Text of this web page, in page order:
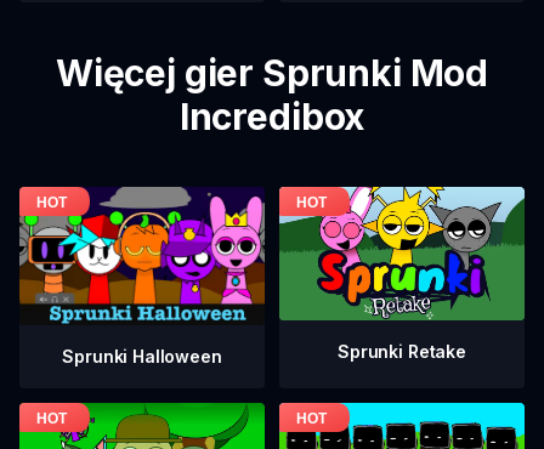
Więcej gier Sprunki Mod
Incredibox
Sprunki Halloween Sprunki Retake